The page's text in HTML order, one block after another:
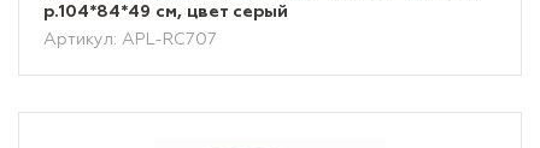
р.104*84*49 см, цвет серый
Артикул: APL-RC707